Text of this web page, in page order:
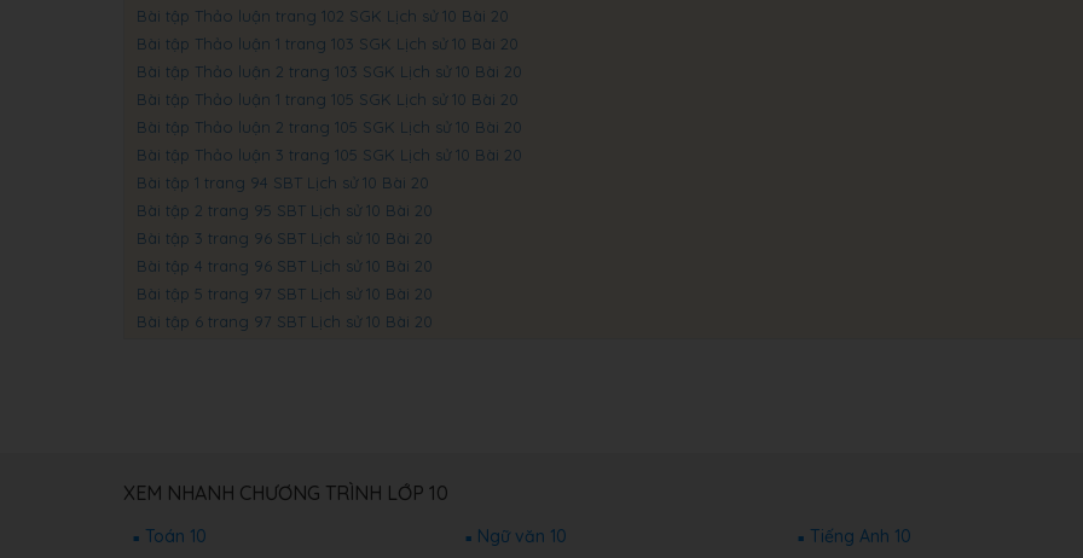
Bài tập Thảo luận trang 102 SGK Lịch sử 10 Bài 20
Bài tập Thảo luận 1 trang 103 SGK Lịch sử 10 Bài 20
Bài tập Thảo luận 2 trang 103 SGK Lịch sử 10 Bài 20
Bài tập Thảo luận 1 trang 105 SGK Lịch sử 10 Bài 20
Bài tập Thảo luận 2 trang 105 SGK Lịch sử 10 Bài 20
Bài tập Thảo luận 3 trang 105 SGK Lịch sử 10 Bài 20
Bài tập 1 trang 94 SBT Lịch sử 10 Bài 20
Bài tập 2 trang 95 SBT Lịch sử 10 Bài 20
Bài tập 3 trang 96 SBT Lịch sử 10 Bài 20
Bài tập 4 trang 96 SBT Lịch sử 10 Bài 20
Bài tập 5 trang 97 SBT Lịch sử 10 Bài 20
Bài tập 6 trang 97 SBT Lịch sử 10 Bài 20
XEM NHANH CHƯƠNG TRÌNH LỚP 10
Toán 10 Ngữ văn 10 Tiếng Anh 10